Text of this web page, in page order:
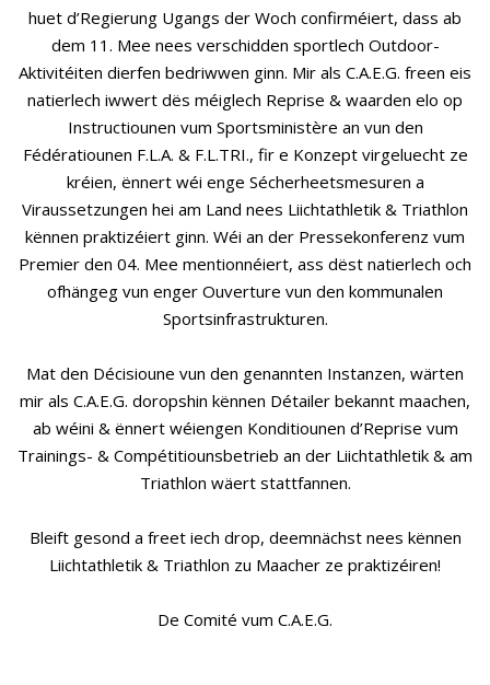
huet d’Regierung Ugangs der Woch confirméiert, dass ab
dem 11. Mee nees verschidden sportlech Outdoor-
Aktivitéiten dierfen bedriwwen ginn. Mir als C.A.E.G. freen eis
natierlech iwwert dës méiglech Reprise & waarden elo op
Instructiounen vum Sportsministère an vun den
Fédératiounen F.L.A. & F.L.TRI., fir e Konzept virgeluecht ze
kréien, ënnert wéi enge Sécherheetsmesuren a
Viraussetzungen hei am Land nees Liichtathletik & Triathlon
kënnen praktizéiert ginn. Wéi an der Pressekonferenz vum
Premier den 04. Mee mentionnéiert, ass dëst natierlech och
ofhängeg vun enger Ouverture vun den kommunalen
Sportsinfrastrukturen.
Mat den Décisioune vun den genannten Instanzen, wärten
mir als C.A.E.G. doropshin kënnen Détailer bekannt maachen,
ab wéini & ënnert wéiengen Konditiounen d’Reprise vum
Trainings- & Compétitiounsbetrieb an der Liichtathletik & am
Triathlon wäert stattfannen.
Bleift gesond a freet iech drop, deemnächst nees kënnen
Liichtathletik & Triathlon zu Maacher ze praktizéiren!
De Comité vum C.A.E.G.